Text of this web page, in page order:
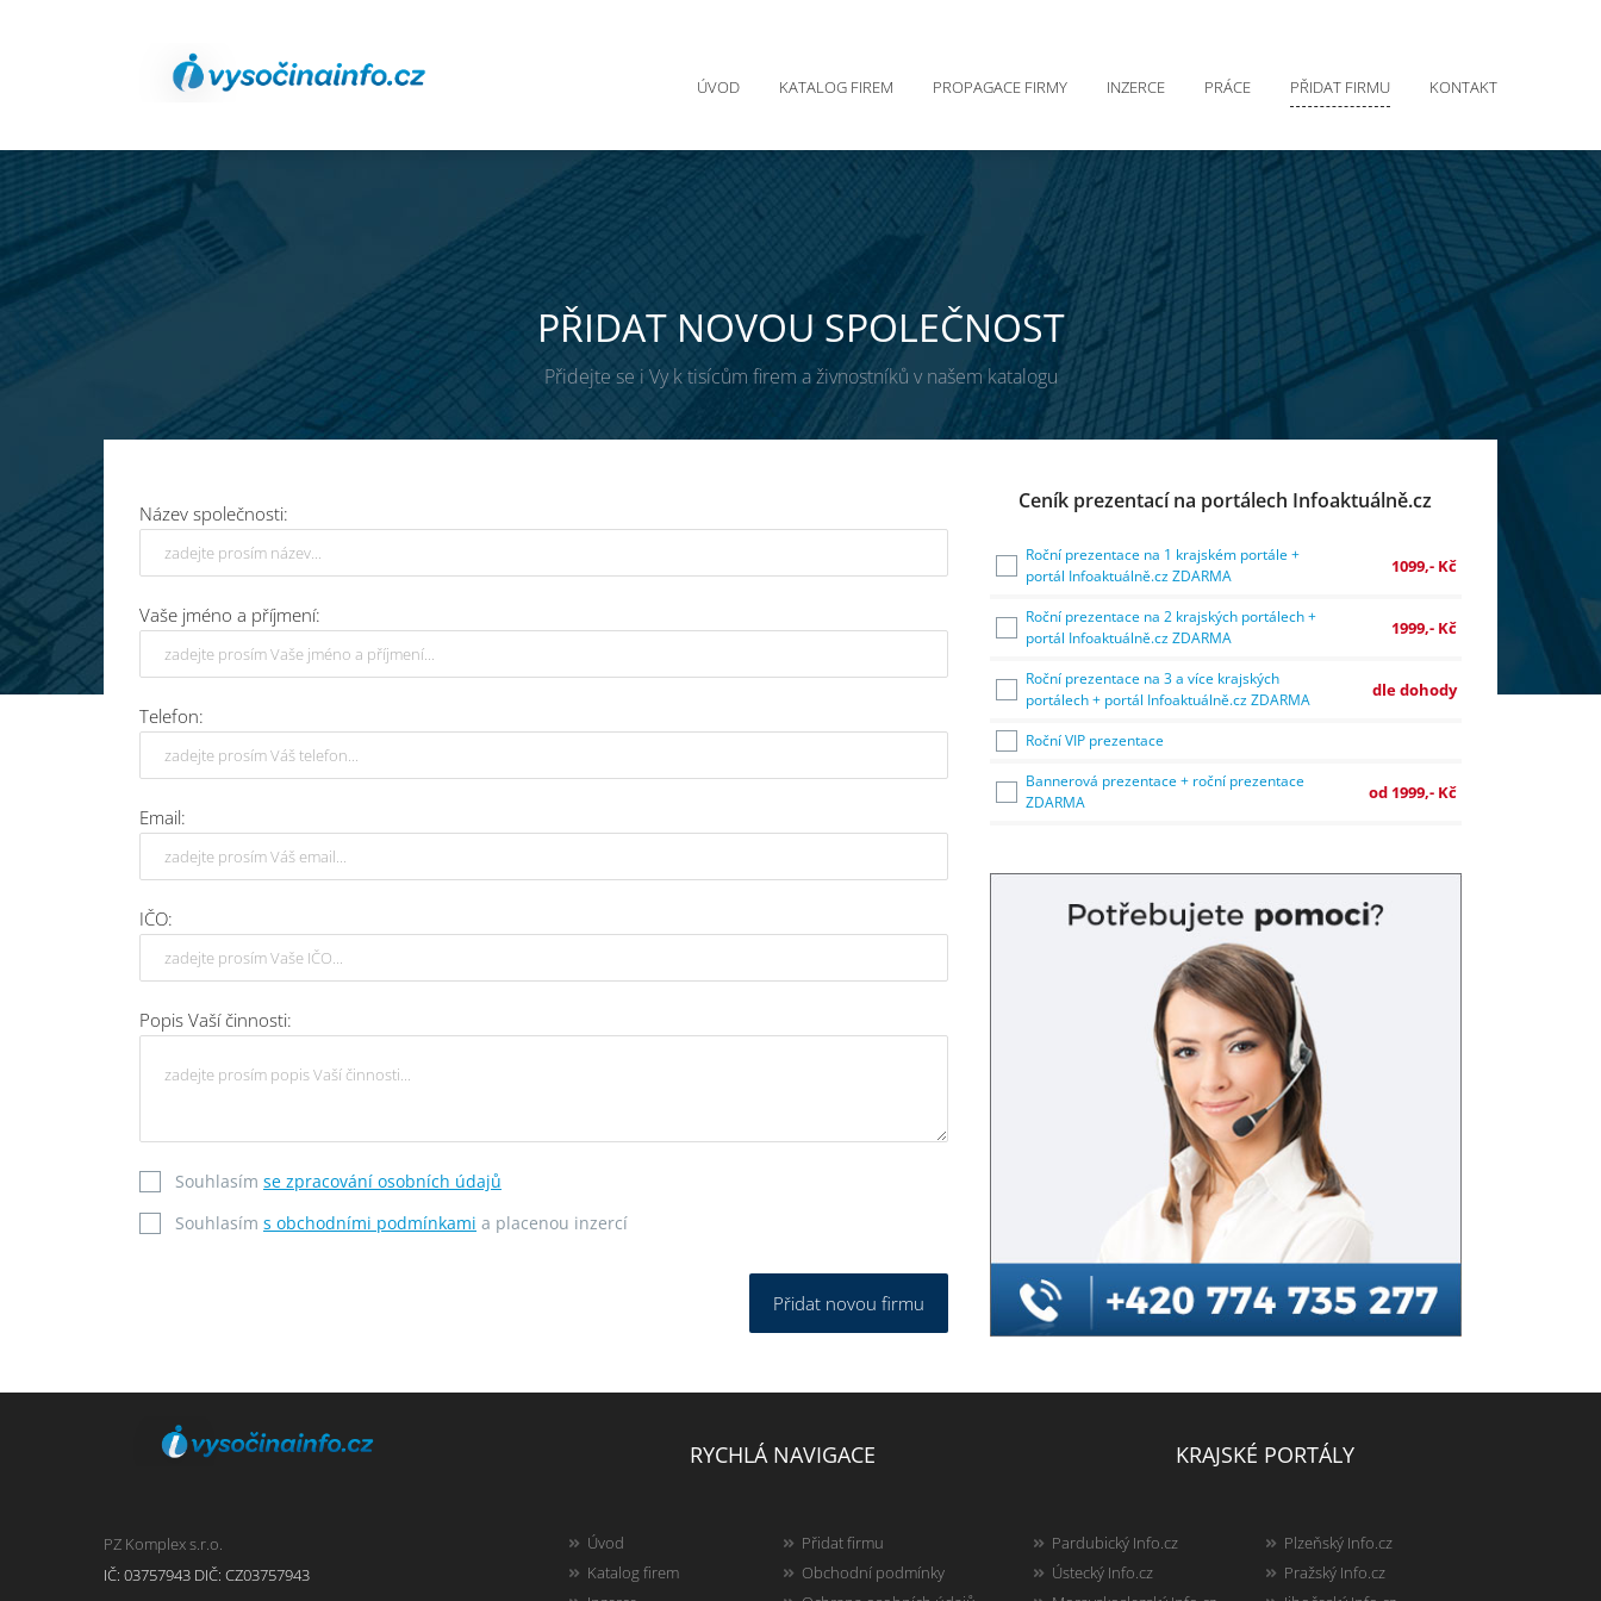
ÚVOD KATALOG FIREM PROPAGACE FIRMY INZERCE PRÁCE PŘIDAT FIRMU KONTAKT
PŘIDAT NOVOU SPOLEČNOST
Přidejte se i Vy k tisícům firem a živnostníků v našem katalogu
Ceník prezentací na portálech Infoaktuálně.cz
Roční prezentace na 1 krajském portále +
portál Infoaktuálně.cz ZDARMA
1099,- Kč
Roční prezentace na 2 krajských portálech +
portál Infoaktuálně.cz ZDARMA
1999,- Kč
Roční prezentace na 3 a více krajských
portálech + portál Infoaktuálně.cz ZDARMA
dle dohody
Roční VIP prezentace
Bannerová prezentace + roční prezentace
ZDARMA
od 1999,- Kč
Název společnosti:
Vaše jméno a příjmení:
Telefon:
Email:
IČO:
Popis Vaší činnosti:
Souhlasím se zpracování osobních údajů
Souhlasím s obchodními podmínkami a placenou inzercí
Přidat novou firmu
PZ Komplex s.r.o.
IČ: 03757943 DIČ: CZ03757943
RYCHLÁ NAVIGACE
Úvod
Katalog firem
Přidat firmu
Obchodní podmínky
KRAJSKÉ PORTÁLY
Pardubický Info.cz
Ústecký Info.cz
Plzeňský Info.cz
Pražský Info.cz